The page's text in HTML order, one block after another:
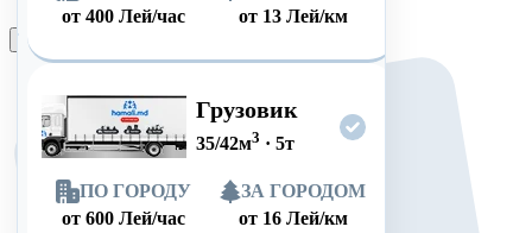
от 400 Лей/час
от 13 Лей/км
Грузовик
35/42м3 · 5т
ПО ГОРОДУ
от 600 Лей/час
ЗА ГОРОДОМ
от 16 Лей/км
Оформить заказ